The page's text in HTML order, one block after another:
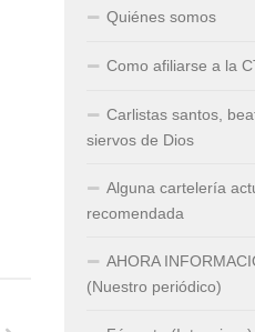
Quiénes somos
Como afiliarse a la
Carlistas santos,
siervos de Dios
Alguna cartelería
recomendada
AHORA
(Nuestro periódico)